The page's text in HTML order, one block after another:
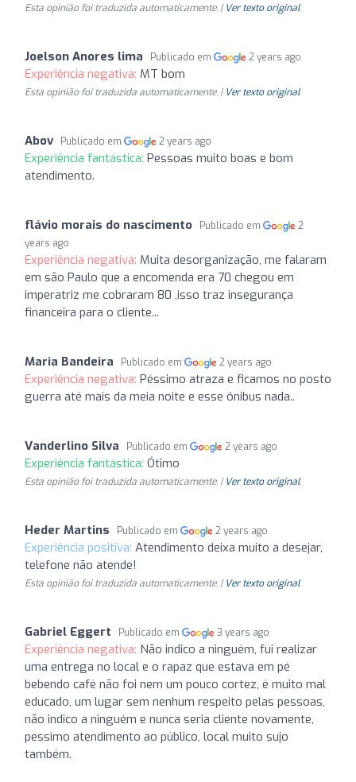
Esta opinião foi traduzida automaticamente. | Ver texto original
Joelson Anores lima Publicado em 2 years ago
Experiência negativa: MT bom
Esta opinião foi traduzida automaticamente. | Ver texto original
Abov Publicado em 2 years ago
Experiência fantástica: Pessoas muito boas e bom
atendimento.
flávio morais do nascimento Publicado em
2
years ago
Experiência negativa: Muita desorganização, me falaram
em são Paulo que a encomenda era 70 chegou em
imperatriz me cobraram 80 ,isso traz insegurança
financeira para o cliente...
Maria Bandeira Publicado em 2 years ago
Experiência negativa: Péssimo atraza e ficamos no posto
guerra até mais da meia noite e esse ônibus nada..
Vanderlino Silva Publicado em 2 years ago
Experiência fantástica: Ótimo
Esta opinião foi traduzida automaticamente. | Ver texto original
Heder Martins Publicado em 2 years ago
Experiência positiva: Atendimento deixa muito a desejar,
telefone não atende!
Esta opinião foi traduzida automaticamente. | Ver texto original
Gabriel Eggert Publicado em 3 years ago
Experiência negativa: Não indico a ninguém, fui realizar
uma entrega no local e o rapaz que estava em pé
bebendo café não foi nem um pouco cortez, é muito mal
educado, um lugar sem nenhum respeito pelas pessoas,
não indico a ninguém e nunca seria cliente novamente,
pessimo atendimento ao público, local muito sujo
também.